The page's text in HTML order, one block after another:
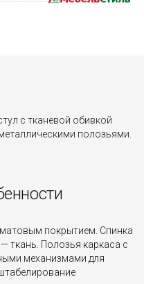
с тканевой обивкой
полозьями.
покрытием. Спинка
ткань. Полозья каркаса с
механизмами для